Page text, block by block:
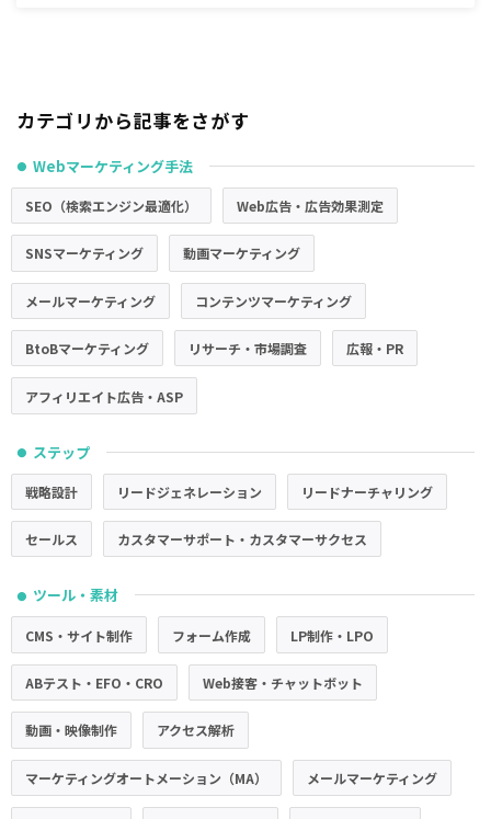
カテゴリから記事をさがす
● Webマーケティング手法
SEO（検索エンジン最適化） Web広告・広告効果測定
SNSマーケティング 動画マーケティング
メールマーケティング コンテンツマーケティング
BtoBマーケティング リサーチ・市場調査 広報・PR
アフィリエイト広告・ASP
● ステップ
戦略設計 リードジェネレーション リードナーチャリング
セールス カスタマーサポート・カスタマーサクセス
● ツール・素材
CMS・サイト制作 フォーム作成 LP制作・LPO
ABテスト・EFO・CRO Web接客・チャットボット
動画・映像制作 アクセス解析
マーケティングオートメーション（MA） メールマーケティング